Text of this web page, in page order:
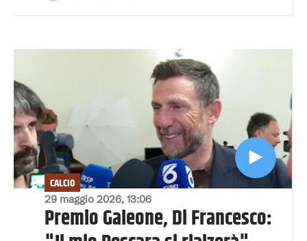
29 maggio 2026, 13:06
CALCIO
Premio Galeone, Di Francesco: